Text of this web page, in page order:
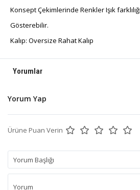
Konsept Çekimlerinde Renkler Işık
Gösterebilir.
Kalıp: Oversize Rahat Kalıp
Yorumlar
Yorum Yap
Ürüne Puan Verin